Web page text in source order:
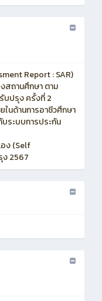
Report : SAR)
สถานศึกษา ตาม
บปรุง ครั้งที่ 2
นด้านการอาชีวศึกษา
ระบบการประกัน
อง (Self
ง 2567